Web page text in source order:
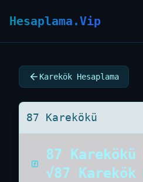
Hesaplama.Vip
Karekök Hesaplama
87 Karekökü
87
√87 Karekök